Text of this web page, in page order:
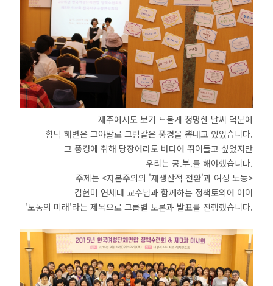
제주에서도 보기 드물게 청명한 날씨 덕분에
함덕 해변은 그야말로 그림같은 풍경을 뽐내고 있었습니다.
그 풍경에 취해 당장에라도 바다에 뛰어들고 싶었지만
우리는 공.부.를 해야했습니다.
주제는 <자본주의의 '재생산적 전환'과 여성 노동>
김현미 연세대 교수님과 함께하는 정책토의에 이어
'노동의 미래'라는 제목으로 그룹별 토론과 발표를 진행했습니다.